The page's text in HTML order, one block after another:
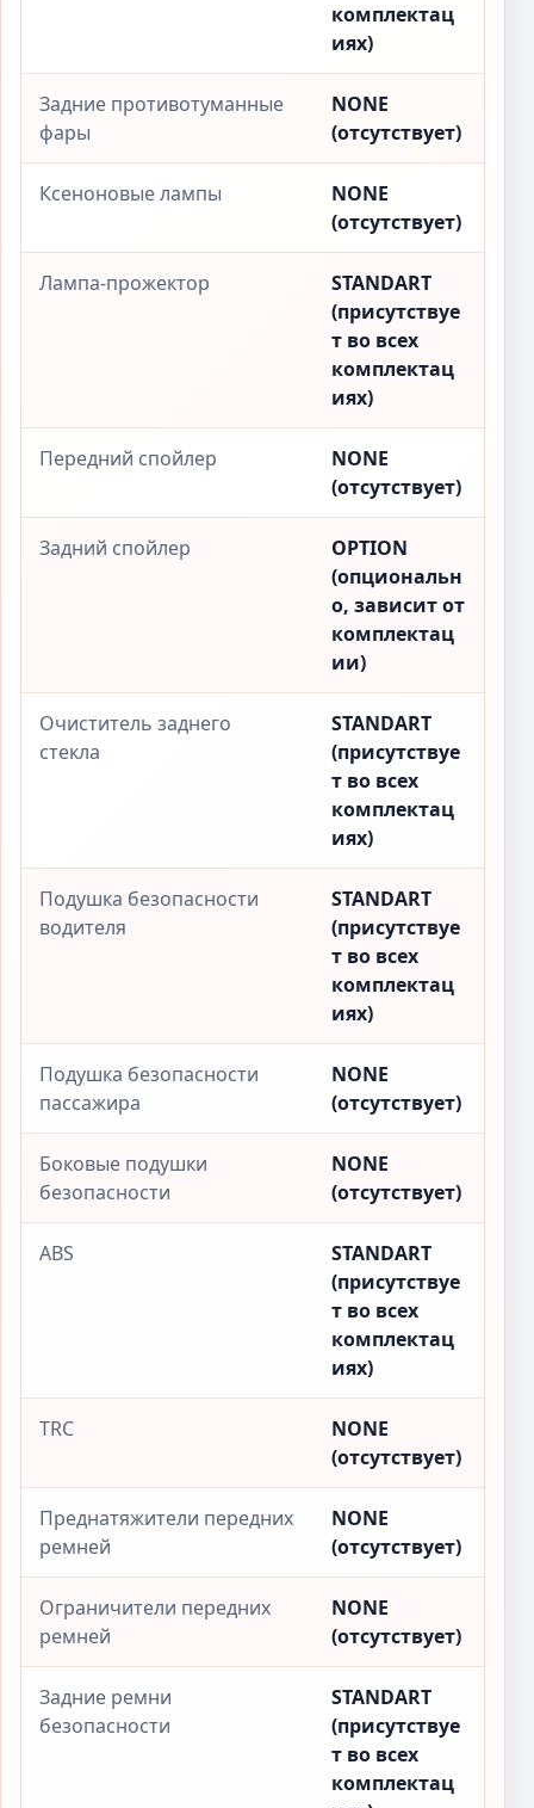
комплектац
иях)
Задние противотуманные
фары
NONE
(отсутствует)
Ксеноновые лампы
NONE
(отсутствует)
Лампа-прожектор
STANDART
(присутствуе
т во всех
комплектац
иях)
Передний спойлер
NONE
(отсутствует)
Задний спойлер
OPTION
(опциональн
о, зависит от
комплектац
ии)
Очиститель заднего
стекла
STANDART
(присутствуе
т во всех
комплектац
иях)
Подушка безопасности
водителя
STANDART
(присутствуе
т во всех
комплектац
иях)
Подушка безопасности
пассажира
NONE
(отсутствует)
Боковые подушки
безопасности
NONE
(отсутствует)
ABS
STANDART
(присутствуе
т во всех
комплектац
иях)
TRC
NONE
(отсутствует)
Преднатяжители передних
ремней
NONE
(отсутствует)
Ограничители передних
ремней
NONE
(отсутствует)
Задние ремни
безопасности
STANDART
(присутствуе
т во всех
комплектац